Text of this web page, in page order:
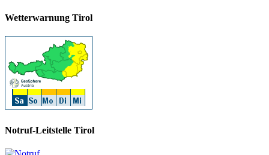
Wetterwarnung Tirol
Notruf-Leitstelle Tirol